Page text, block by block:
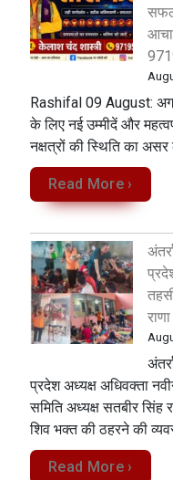
Rashifal 09 August:
के लिए नई उम्मीदें और
नक्षत्रों की स्थिति का असर
Read More ›
प्रदेश अध्यक्ष अधिवक्ता
समिति अध्यक्ष सतबीर सिंह
शिव भक्त की ठहरने की
Read More ›